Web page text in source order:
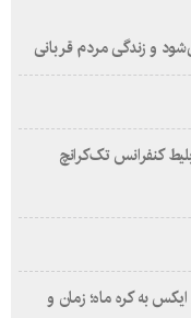
و زندگی مردم قربانی
تخفیف ۴۰۰ دلاری بلیط کنفرانس تک‌کرانچ
راکت فالکون ۹ اسپیس ایکس به کره ماه؛ زمان و